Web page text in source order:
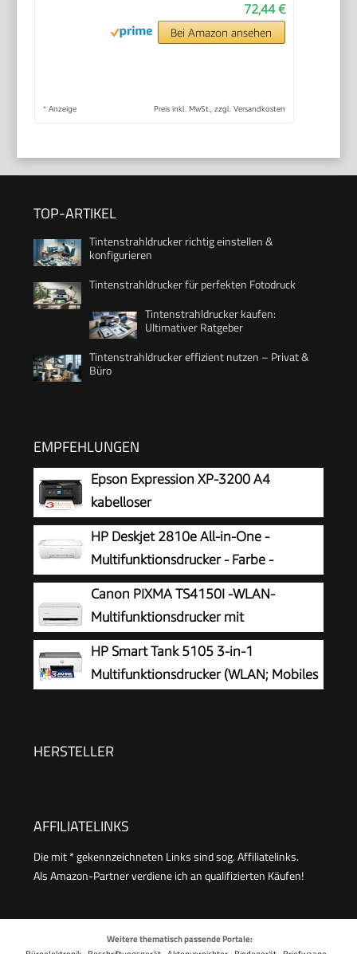
72,44 €
Bei Amazon ansehen
* Anzeige Preis inkl. MwSt., zzgl. Versandkosten
TOP-ARTIKEL
Tintenstrahldrucker richtig einstellen &
konfigurieren
Tintenstrahldrucker für perfekten Fotodruck
Tintenstrahldrucker kaufen:
Ultimativer Ratgeber
Tintenstrahldrucker effizient nutzen – Privat &
Büro
EMPFEHLUNGEN
Epson Expression XP-3200 A4
kabelloser
Multifunktionstintenstrahldrucker
HP Deskjet 2810e All-in-One -
Multifunktionsdrucker - Farbe -
Tintenstrahl - 216 x 297 mm (Original)
- A4/Legal (Medien) - bis zu 7.5 Seiten/Min.
(Drucken) - 60 Blatt - USB 2.0, Bluetooth, Wi-
Fi(n)
Canon PIXMA TS4150I -WLAN-
Multifunktionsdrucker mit
Papierkassette und Frontbedienung &
Duplexdruck | Kabelloses Drucken vom
Smartphone leicht gemacht PIXMA Print Plan
HP Smart Tank 5105 3-in-1
Multifunktionsdrucker (WLAN; Mobiles
Reichweite, Drucken in hoher Qualität
HERSTELLER
AFFILIATELINKS
Die mit * gekennzeichneten Links sind sog. Affiliatelinks.
Als Amazon-Partner verdiene ich an qualifizierten Käufen!
Weitere thematisch passende Portale: